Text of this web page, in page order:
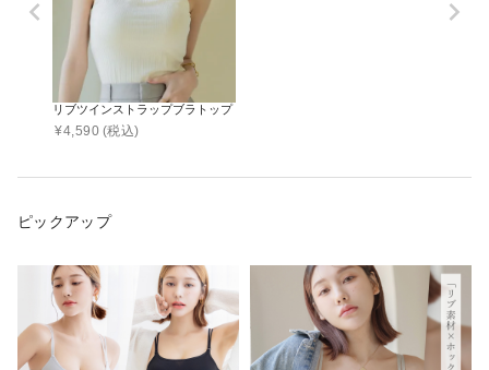
リブツインストラップブラトップ《BRAmone Fashion Glamorous》
¥4,590 (税込)
ピックアップ